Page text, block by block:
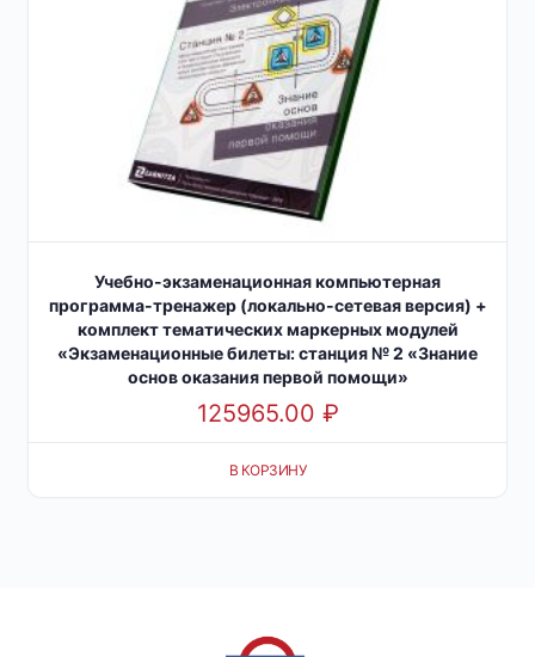
Учебно-экзаменационная компьютерная
программа-тренажер (локально-сетевая версия) +
комплект тематических маркерных модулей
«Экзаменационные билеты: станция № 2 «Знание
основ оказания первой помощи»
125965.00 ₽
В КОРЗИНУ